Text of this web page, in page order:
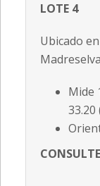
LOTE 4
Ubicado
Mide
33.20